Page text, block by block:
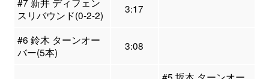
スリバウンド(0-2-2)
3:17
#6 鈴木 ターンオー
バー(5本)
3:08